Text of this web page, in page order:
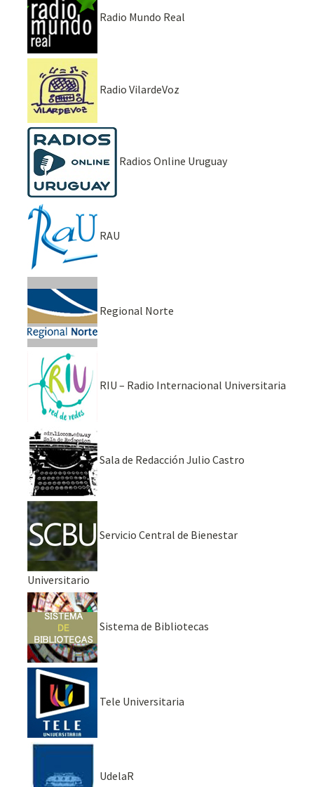
Radio Mundo Real
Radio VilardeVoz
Radios Online Uruguay
RAU
Regional Norte
RIU – Radio Internacional Universitaria
Sala de Redacción Julio Castro
Servicio Central de Bienestar
Universitario
Sistema de Bibliotecas
Tele Universitaria
UdelaR